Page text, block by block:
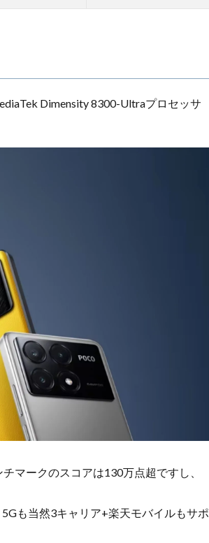
Dimensity 8300-Ultraプロセッサ
マークのスコアは130万点超ですし、
も当然3キャリア+楽天モバイルもサポ